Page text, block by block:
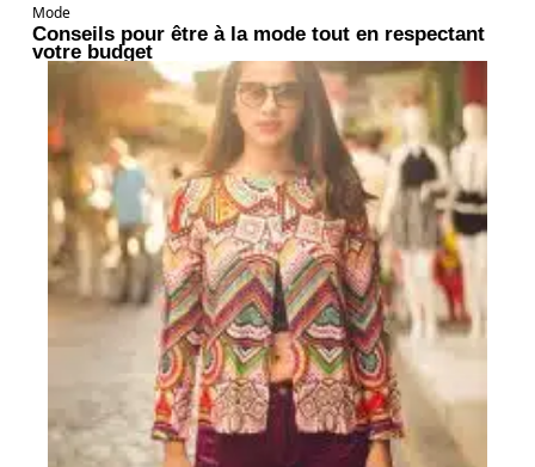
Mode
Conseils pour être à la mode tout en respectant
votre budget